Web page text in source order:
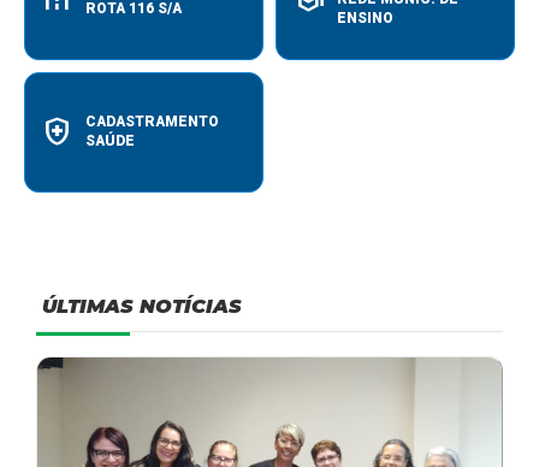
ROTA 116 S/A
ENSINO
health_and_safety
CADASTRAMENTO
SAÚDE
ÚLTIMAS NOTÍCIAS